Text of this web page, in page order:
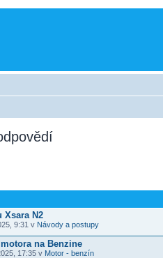
Xsara N2
9:31 v Návody a postupy
na Benzine
17:35 v Motor - benzín